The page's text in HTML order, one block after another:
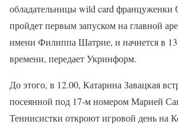
обладательницы wild card француженки
пройдет первым запуском на главной
имени Филиппа Шатрие, и начнется в
времени, передает Укринформ.
До этого, в 12.00, Катарина Завацкая
посеянной под 17-м номером Марией
Теннисистки откроют игровой день на